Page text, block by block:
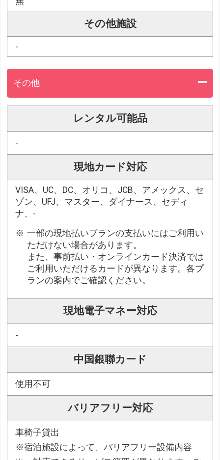
その他施設
-
その他
レンタル可能品
-
現地カード対応
VISA、UC、DC、オリコ、JCB、アメックス、セ
ゾン、UFJ、マスター、ダイナース、セディ
ナ、-
一部の現地払いプランの支払いにはご利用い
ただけない場合があります。
また、事前払い・オンラインカード決済では
ご利用いただけるカードが異なります。各プ
ランの案内でご確認ください。
現地電子マネー対応
-
中国銀聯カード
使用不可
バリアフリー対応
車椅子貸出
※宿泊施設によって、バリアフリー設備内容